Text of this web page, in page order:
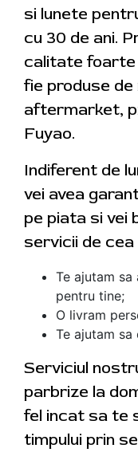
si lunete
cu 30 de ani.
calitate foarte
fie produse de
aftermarket,
Fuyao.
Indiferent de
vei avea
pe piata si vei
servicii de
Te ajutam
pentru tine;
O livram
Te ajutam sa
Serviciul
parbrize la
fel incat sa te
timpului prin